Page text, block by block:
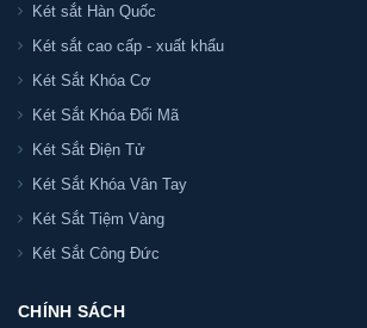
Két sắt Hàn Quốc
Két sắt cao cấp - xuất khẩu
Két Sắt Khóa Cơ
Két Sắt Khóa Đổi Mã
Két Sắt Điện Tử
Két Sắt Khóa Vân Tay
Két Sắt Tiệm Vàng
Két Sắt Công Đức
CHÍNH SÁCH